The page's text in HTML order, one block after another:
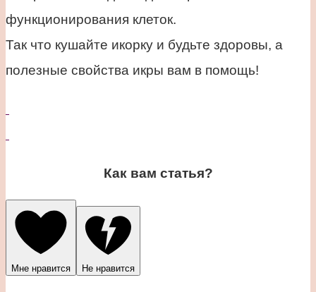
функционирования клеток.
Так что кушайте икорку и будьте здоровы, а
полезные свойства икры вам в помощь!
Как вам статья?
Мне нравится Не нравится